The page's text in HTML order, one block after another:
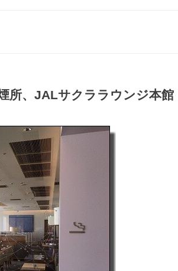
所、JALサクララウンジ本館